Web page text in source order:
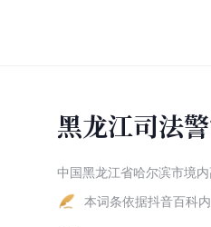
黑龙江司法
中国黑龙江省哈尔滨市境
本词条依据抖音百科